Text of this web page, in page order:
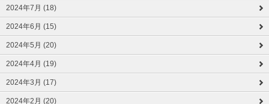
2024年7月 (18)
2024年6月 (15)
2024年5月 (20)
2024年4月 (19)
2024年3月 (17)
2024年2月 (20)